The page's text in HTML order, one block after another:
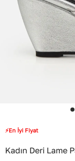
⚡En İyi Fiyat
Kadın Deri Lame